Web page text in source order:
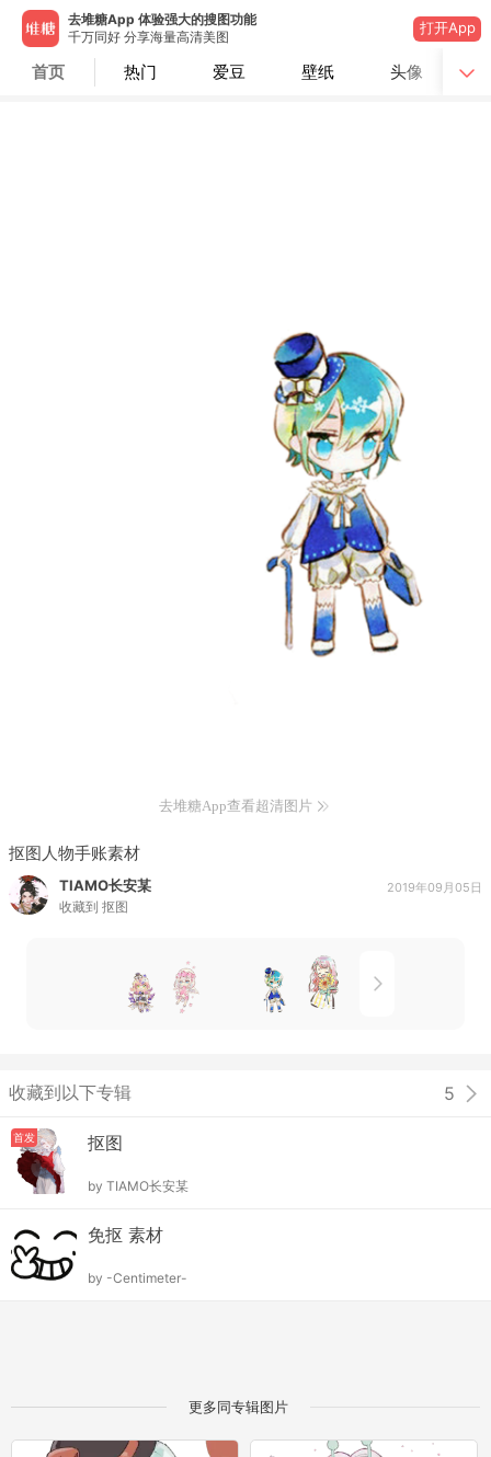
去堆糖App 体验强大的搜图功能
千万同好 分享海量高清美图
打开App
首页 热门 爱豆 壁纸 头像
去堆糖App查看超清图片
抠图人物手账素材
TIAMO长安某
收藏到 抠图
2019年09月05日
收藏到以下专辑 5
首发 抠图
by TIAMO长安某
免抠 素材
by -Centimeter-
更多同专辑图片